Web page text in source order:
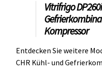
Gefrierkombination
Vitrifrigo
Kompressor
Entdecken Sie weitere
CHR Kühl- und